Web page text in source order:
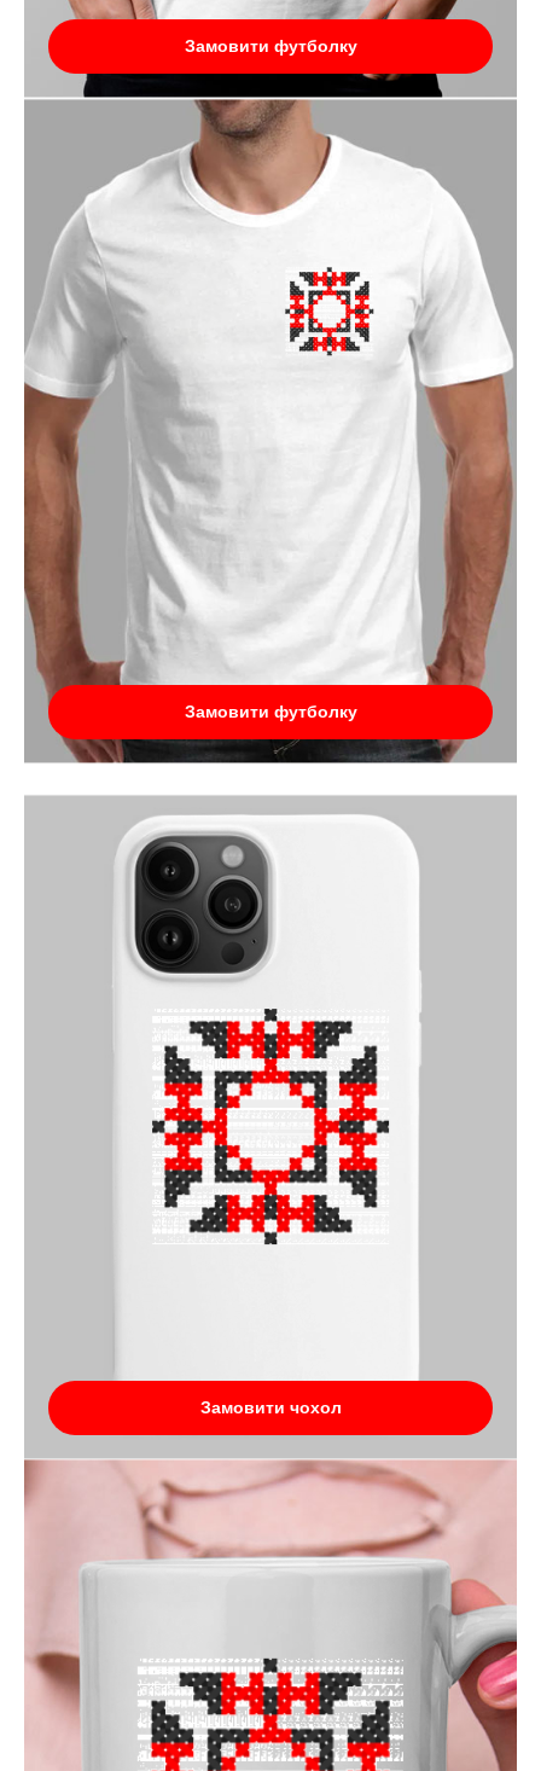
Замовити футболку
Замовити футболку
Замовити чохол